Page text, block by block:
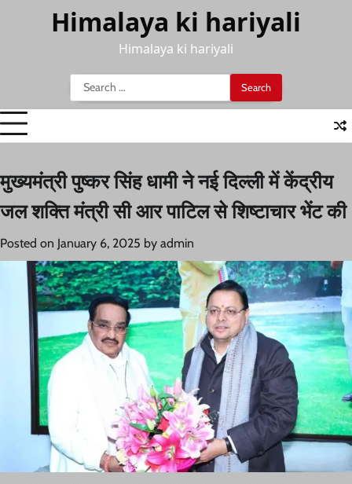
Himalaya ki hariyali
Himalaya ki hariyali
Search
for:
मुख्यमंत्री पुष्कर सिंह धामी ने नई दिल्ली में केंद्रीय
जल शक्ति मंत्री सी आर पाटिल से शिष्टाचार भेंट की
Posted on January 6, 2025 by admin